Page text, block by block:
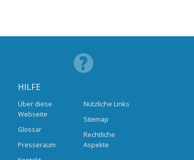
HILFE
Über diese
Webseite
Glossar
Presseraum
Nützliche Links
Sitemap
Rechtliche
Aspekte